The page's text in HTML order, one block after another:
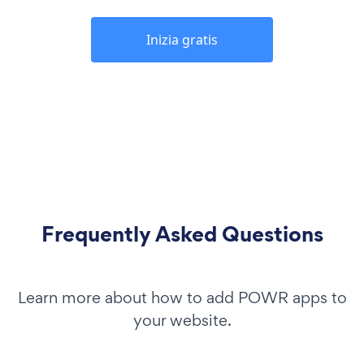
Inizia gratis
Frequently Asked Questions
Learn more about how to add POWR apps to
your website.